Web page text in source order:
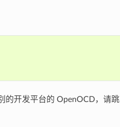
的开发平台的 OpenOCD，请跳